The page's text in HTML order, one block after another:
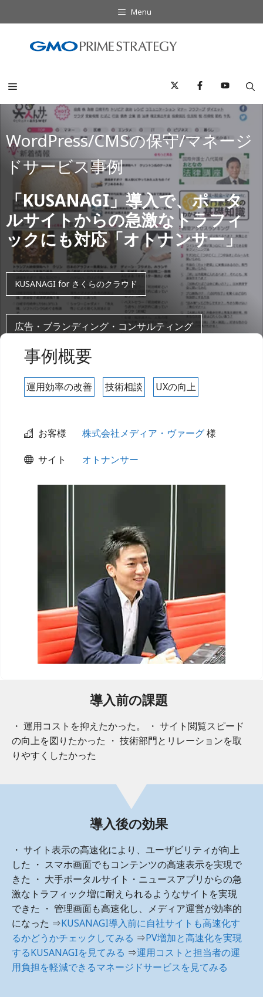
ン
プ
Menu
Menu
WordPress/CMSの保守/マネージ
ドサービス事例
「KUSANAGI」導入で、ポータ
ルサイトからの急激なトラフィ
ックにも対応「オトナンサー」
KUSANAGI for さくらのクラウド
広告・ブランディング・コンサルティング
事例概要
運用効率の改善 技術相談 UXの向上
お客様 株式会社メディア・ヴァーグ様
サイト オトナンサー
導入前の課題
・ 運用コストを抑えたかった。 ・ サイト閲覧スピード
の向上を図りたかった ・ 技術部門とリレーションを取
りやすくしたかった
導入後の効果
・ サイト表示の高速化により、ユーザビリティが向上
した ・ スマホ画面でもコンテンツの高速表示を実現で
きた ・ 大手ポータルサイト・ニュースアプリからの急
激なトラフィック増に耐えられるようなサイトを実現
できた ・ 管理画面も高速化し、メディア運営が効率的
になった ⇒KUSANAGI導入前に自社サイトも高速化す
るかどうかチェックしてみる ⇒PV増加と高速化を実現
するKUSANAGIを見てみる ⇒運用コストと担当者の運
用負担を軽減できるマネージドサービスを見てみる